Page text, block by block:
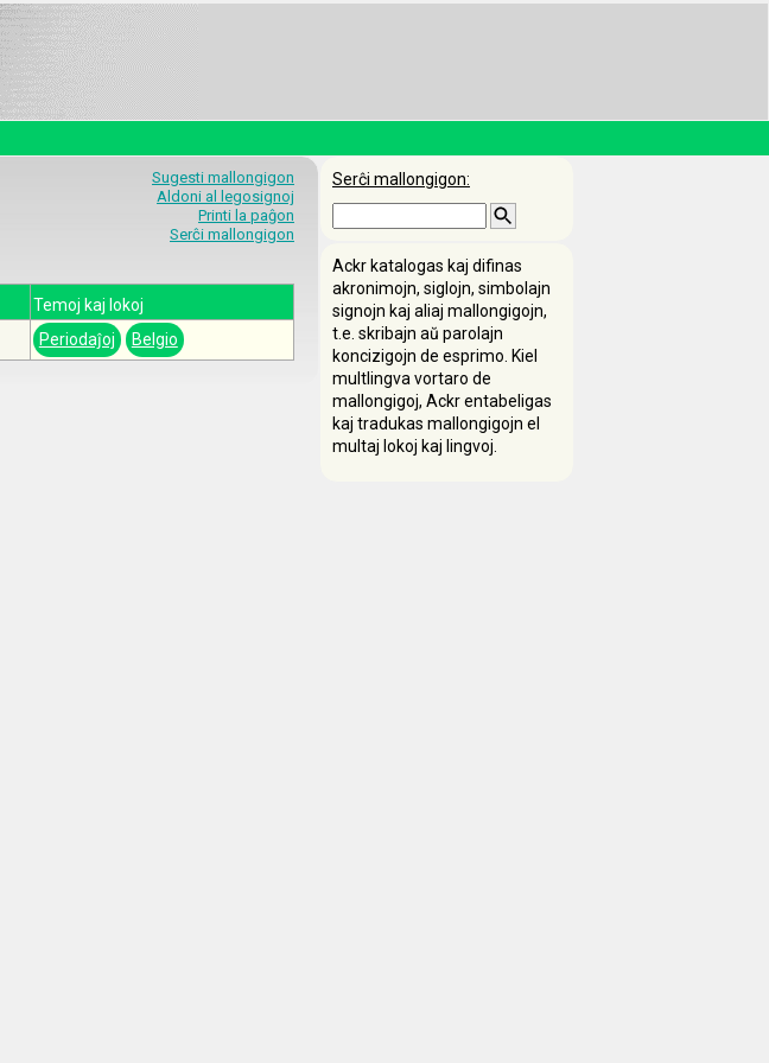
Sugesti mallongigon
Aldoni al legosignoj
Printi la paĝon
Serĉi mallongigon
Temoj kaj lokoj
Periodaĵoj Belgio
Serĉi mallongigon:
Ackr katalogas kaj difinas
akronimojn, siglojn, simbolajn
signojn kaj aliaj mallongigojn,
t.e. skribajn aŭ parolajn
koncizigojn de esprimo. Kiel
multlingva vortaro de
mallongigoj, Ackr entabeligas
kaj tradukas mallongigojn el
multaj lokoj kaj lingvoj.